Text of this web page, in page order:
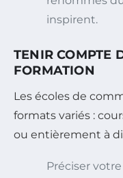
inspirent.
TENIR COMPTE
FORMATION
Les écoles de
formats variés :
ou entièrement à
Préciser